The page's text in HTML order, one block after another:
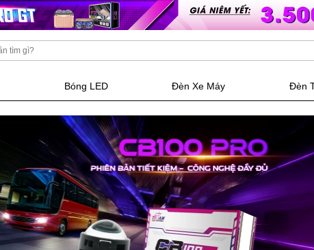
Bóng LED Đèn Xe Máy Đèn